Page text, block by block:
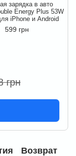
зарядка в авто
Energy Plus 53W
iPhone и Android
599 грн
грн
Возврат